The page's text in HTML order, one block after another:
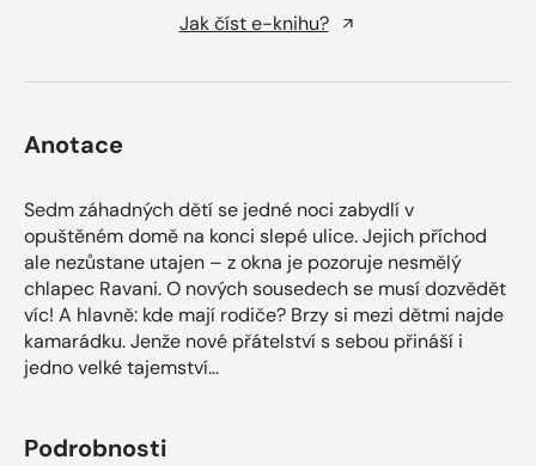
Jak číst e-knihu?
Anotace
Sedm záhadných dětí se jedné noci zabydlí v
opuštěném domě na konci slepé ulice. Jejich příchod
ale nezůstane utajen – z okna je pozoruje nesmělý
chlapec Ravani. O nových sousedech se musí dozvědět
víc! A hlavně: kde mají rodiče? Brzy si mezi dětmi najde
kamarádku. Jenže nové přátelství s sebou přináší i
jedno velké tajemství…
Podrobnosti